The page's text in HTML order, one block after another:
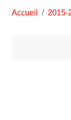
Accueil 2015-